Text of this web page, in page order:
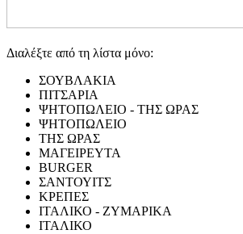
Διαλέξτε από τη λίστα μόνο:
ΣΟΥΒΛΑΚΙΑ
ΠΙΤΣΑΡΙΑ
ΨΗΤΟΠΩΛΕΙΟ - ΤΗΣ ΩΡΑΣ
ΨΗΤΟΠΩΛΕΙΟ
ΤΗΣ ΩΡΑΣ
ΜΑΓΕΙΡΕΥΤΑ
BURGER
ΣΑΝΤΟΥΙΤΣ
ΚΡΕΠΕΣ
ΙΤΑΛΙΚΟ - ΖΥΜΑΡΙΚΑ
ΙΤΑΛΙΚΟ